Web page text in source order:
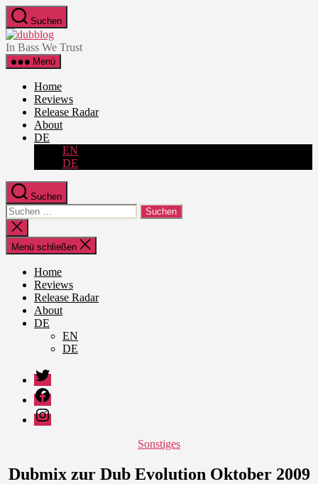
Zum
Inhalt
springen
Suchen
dubblog
In Bass We Trust
Menü
Home
Reviews
Release Radar
About
DE
EN
DE
Suchen
Suche
nach:
Suche
schließen
Menü schließen
Home
Reviews
Release Radar
About
DE
EN
DE
Twitter
Facebook
Instagram
Kategorien
Sonstiges
Dubmix zur Dub Evolution Oktober 2009